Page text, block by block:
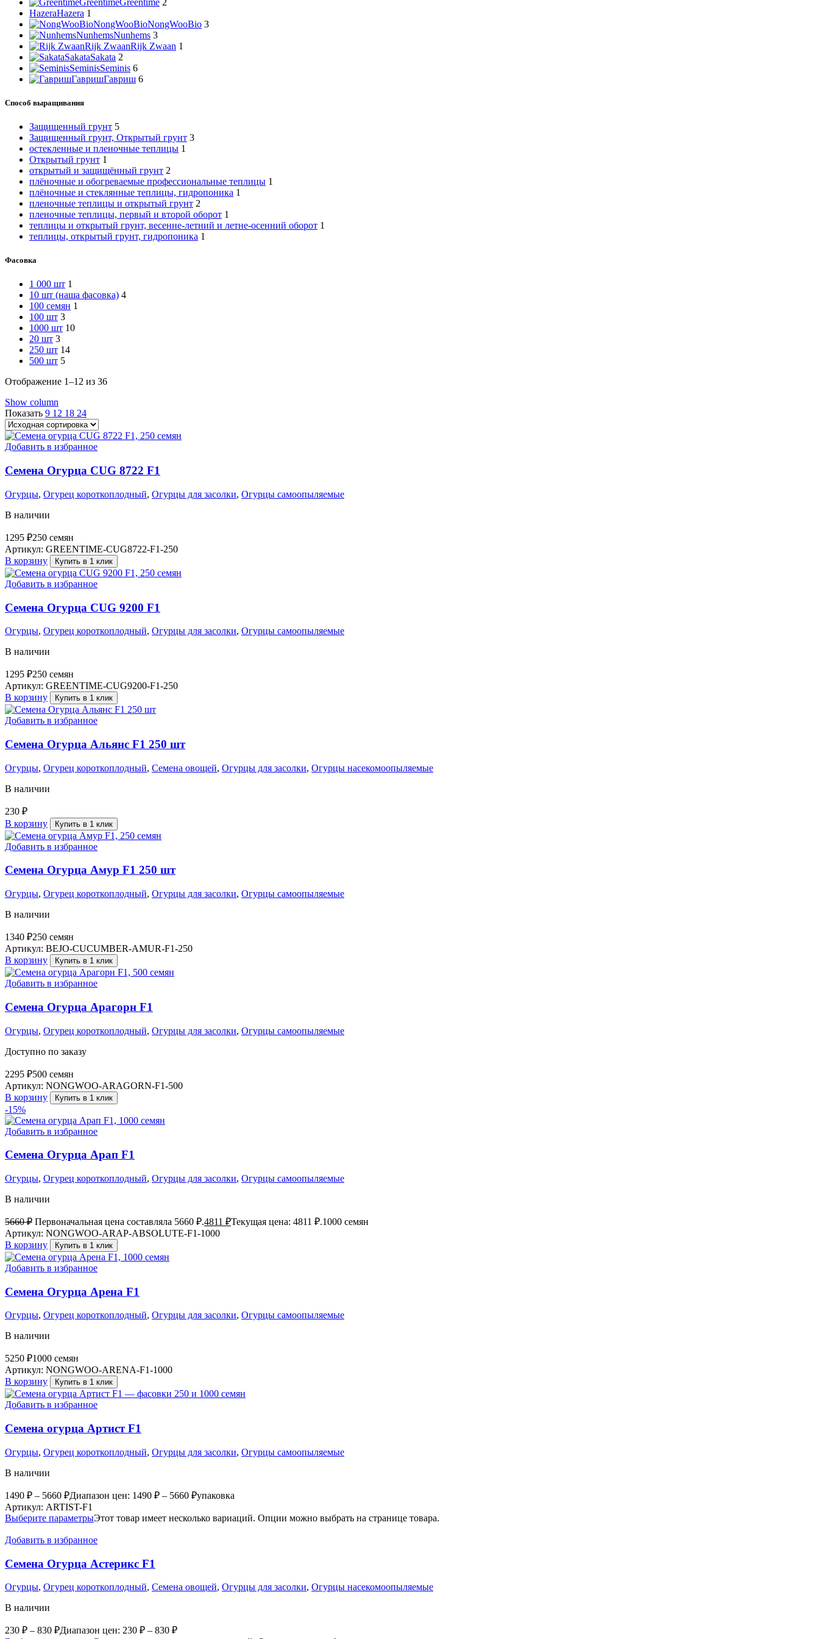
HazeraHazera 1
NongWooBioNongWooBio 3
NunhemsNunhems 3
Rijk ZwaanRijk Zwaan 1
SakataSakata 2
SeminisSeminis 6
ГавришГавриш 6
Способ выращивания
Защищенный грунт 5
Защищенный грунт, Открытый грунт 3
остекленные и пленочные теплицы 1
Открытый грунт 1
открытый и защищённый грунт 2
плёночные и обогреваемые профессиональные теплицы 1
плёночные и стеклянные теплицы, гидропоника 1
пленочные теплицы и открытый грунт 2
пленочные теплицы, первый и второй оборот 1
теплицы и открытый грунт, весенне-летний и летне-осенний оборот 1
теплицы, открытый грунт, гидропоника 1
Фасовка
1 000 шт 1
10 шт (наша фасовка) 4
100 семян 1
100 шт 3
1000 шт 10
20 шт 3
250 шт 14
500 шт 5
Отображение 1–12 из 36
Show column
Показать 9 12 18 24
Добавить в избранное
Семена Огурца CUG 8722 F1
Огурцы, Огурец короткоплодный, Огурцы для засолки, Огурцы самоопыляемые
В наличии
1295 ₽250 семян
Артикул: GREENTIME-CUG8722-F1-250
В корзину
Купить в 1 клик
Добавить в избранное
Семена Огурца CUG 9200 F1
Огурцы, Огурец короткоплодный, Огурцы для засолки, Огурцы самоопыляемые
В наличии
1295 ₽250 семян
Артикул: GREENTIME-CUG9200-F1-250
В корзину
Купить в 1 клик
Добавить в избранное
Семена Огурца Альянс F1 250 шт
Огурцы, Огурец короткоплодный, Семена овощей, Огурцы для засолки, Огурцы насекомоопыляемые
В наличии
230 ₽
В корзину
Купить в 1 клик
Добавить в избранное
Семена Огурца Амур F1 250 шт
Огурцы, Огурец короткоплодный, Огурцы для засолки, Огурцы самоопыляемые
В наличии
1340 ₽250 семян
Артикул: BEJO-CUCUMBER-AMUR-F1-250
В корзину
Купить в 1 клик
Добавить в избранное
Семена Огурца Арагорн F1
Огурцы, Огурец короткоплодный, Огурцы для засолки, Огурцы самоопыляемые
Доступно по заказу
2295 ₽500 семян
Артикул: NONGWOO-ARAGORN-F1-500
В корзину
Купить в 1 клик
-15%
Добавить в избранное
Семена Огурца Арап F1
Огурцы, Огурец короткоплодный, Огурцы для засолки, Огурцы самоопыляемые
В наличии
5660₽ Первоначальная цена составляла 5660 ₽.4811 ₽Текущая цена: 4811 ₽.1000 семян
Артикул: NONGWOO-ARAP-ABSOLUTE-F1-1000
В корзину
Купить в 1 клик
Добавить в избранное
Семена Огурца Арена F1
Огурцы, Огурец короткоплодный, Огурцы для засолки, Огурцы самоопыляемые
В наличии
5250 ₽1000 семян
Артикул: NONGWOO-ARENA-F1-1000
В корзину
Купить в 1 клик
Добавить в избранное
Семена огурца Артист F1
Огурцы, Огурец короткоплодный, Огурцы для засолки, Огурцы самоопыляемые
В наличии
1490 ₽ – 5660 ₽Диапазон цен: 1490 ₽ – 5660 ₽упаковка
Артикул: ARTIST-F1
Выберите параметрыЭтот товар имеет несколько вариаций. Опции можно выбрать на странице товара.
Добавить в избранное
Семена Огурца Астерикс F1
Огурцы, Огурец короткоплодный, Семена овощей, Огурцы для засолки, Огурцы насекомоопыляемые
В наличии
230 ₽ – 830 ₽Диапазон цен: 230 ₽ – 830 ₽